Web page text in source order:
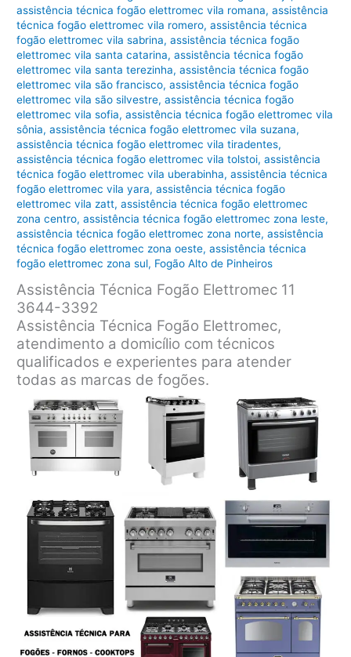
assistência técnica fogão elettromec vila romana,assistência
técnica fogão elettromec vila romero,assistência técnica
fogão elettromec vila sabrina,assistência técnica fogão
elettromec vila santa catarina,assistência técnica fogão
elettromec vila santa terezinha,assistência técnica fogão
elettromec vila são francisco,assistência técnica fogão
elettromec vila são silvestre,assistência técnica fogão
elettromec vila sofia,assistência técnica fogão elettromec vila
sônia,assistência técnica fogão elettromec vila suzana,
assistência técnica fogão elettromec vila tiradentes,
assistência técnica fogão elettromec vila tolstoi,assistência
técnica fogão elettromec vila uberabinha,assistência técnica
fogão elettromec vila yara,assistência técnica fogão
elettromec vila zatt,assistência técnica fogão elettromec
zona centro,assistência técnica fogão elettromec zona leste,
assistência técnica fogão elettromec zona norte,assistência
técnica fogão elettromec zona oeste,assistência técnica
fogão elettromec zona sul, Fogão Alto de Pinheiros
Assistência Técnica Fogão Elettromec 11
3644-3392
Assistência Técnica Fogão Elettromec,
atendimento a domicílio com técnicos
qualificados e experientes para atender
todas as marcas de fogões.